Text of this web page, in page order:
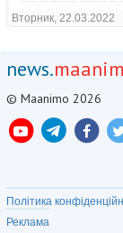
news.
© Maanimo 2026
Політика
Реклама